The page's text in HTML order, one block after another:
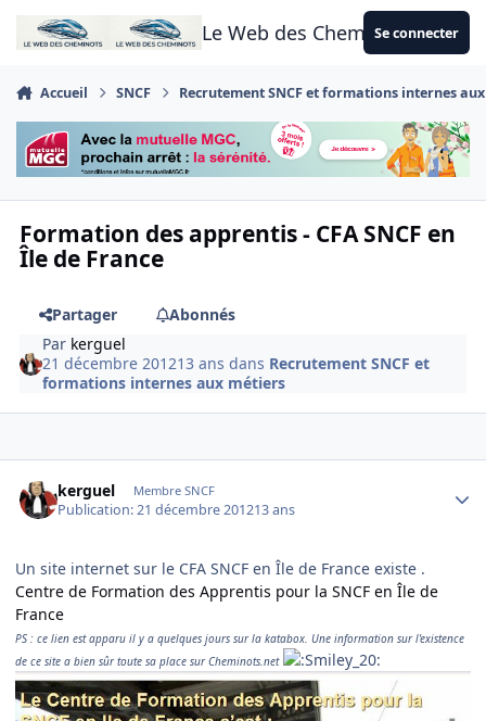
Aller au contenu
Le Web des CheminotsSe connecter
Accueil SNCF Recrutement SNCF et formations internes
Formation des apprentis - CFA SNCF en
Île de France
Partager
Abonnés
Par kerguel
21 décembre 201213 ans dans Recrutement SNCF et
formations internes aux métiers
kerguel Membre SNCF
Publication:21 décembre 201213 ans
Un site internet sur le CFA SNCF en Île de France existe .
Centre de Formation des Apprentis pour la SNCF en Île de
France
PS : ce lien est apparu il y a quelques jours sur la katabox. Une information sur l'existence
de ce site a bien sûr toute sa place sur Cheminots.net